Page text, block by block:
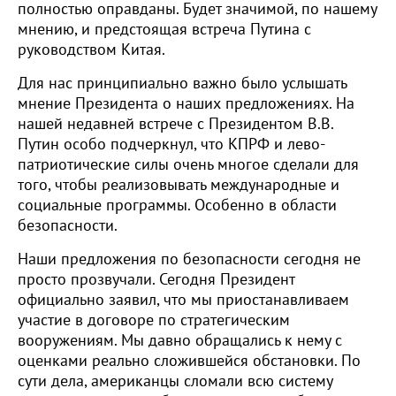
полностью оправданы. Будет значимой, по нашему
мнению, и предстоящая встреча Путина с
руководством Китая.
Для нас принципиально важно было услышать
мнение Президента о наших предложениях. На
нашей недавней встрече с Президентом В.В.
Путин особо подчеркнул, что КПРФ и лево-
патриотические силы очень многое сделали для
того, чтобы реализовывать международные и
социальные программы. Особенно в области
безопасности.
Наши предложения по безопасности сегодня не
просто прозвучали. Сегодня Президент
официально заявил, что мы приостанавливаем
участие в договоре по стратегическим
вооружениям. Мы давно обращались к нему с
оценками реально сложившейся обстановки. По
сути дела, американцы сломали всю систему